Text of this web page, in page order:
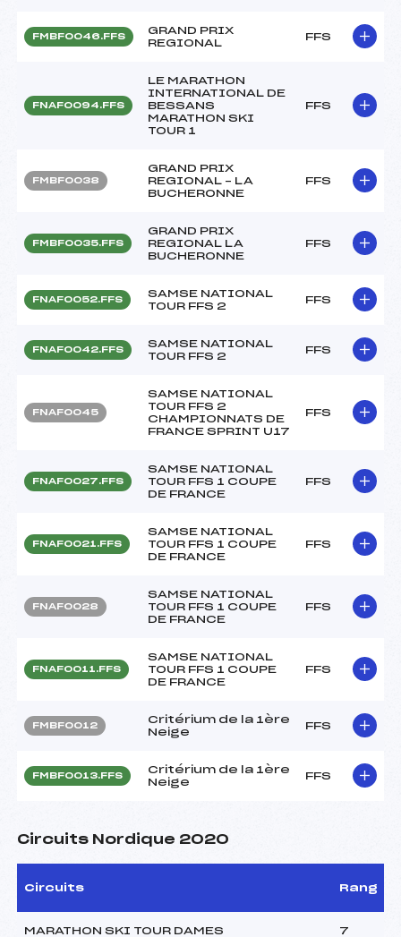
FMBF0046.FFS
GRAND PRIX
REGIONAL
FFS
FNAF0094.FFS
LE MARATHON
INTERNATIONAL DE
BESSANS
MARATHON SKI
TOUR 1
FFS
FMBF0038
GRAND PRIX
REGIONAL – LA
BUCHERONNE
FFS
FMBF0035.FFS
GRAND PRIX
REGIONAL LA
BUCHERONNE
FFS
FNAF0052.FFS
SAMSE NATIONAL
TOUR FFS 2
FFS
FNAF0042.FFS
SAMSE NATIONAL
TOUR FFS 2
FFS
FNAF0045
SAMSE NATIONAL
TOUR FFS 2
CHAMPIONNATS DE
FRANCE SPRINT U17
FFS
FNAF0027.FFS
SAMSE NATIONAL
TOUR FFS 1 COUPE
DE FRANCE
FFS
FNAF0021.FFS
SAMSE NATIONAL
TOUR FFS 1 COUPE
DE FRANCE
FFS
FNAF0028
SAMSE NATIONAL
TOUR FFS 1 COUPE
DE FRANCE
FFS
FNAF0011.FFS
SAMSE NATIONAL
TOUR FFS 1 COUPE
DE FRANCE
FFS
FMBF0012
Critérium de la 1ère
Neige
FFS
FMBF0013.FFS
Critérium de la 1ère
Neige
FFS
Circuits Nordique 2020
Circuits Rang
MARATHON SKI TOUR DAMES 7